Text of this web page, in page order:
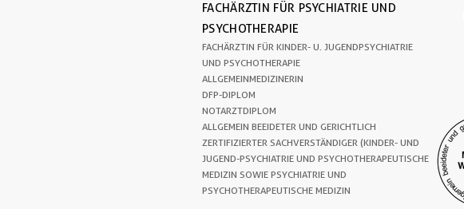
FACHÄRZTIN FÜR PSYCHIATRIE UND
PSYCHOTHERAPIE
FACHÄRZTIN FÜR KINDER- U. JUGENDPSYCHIATRIE
UND PSYCHOTHERAPIE
ALLGEMEINMEDIZINERIN
DFP-DIPLOM
NOTARZTDIPLOM
ALLGEMEIN BEEIDETER UND GERICHTLICH
ZERTIFIZIERTER SACHVERSTÄNDIGER (KINDER- UND
JUGEND-PSYCHIATRIE UND PSYCHOTHERAPEUTISCHE
MEDIZIN SOWIE PSYCHIATRIE UND
PSYCHOTHERAPEUTISCHE MEDIZIN